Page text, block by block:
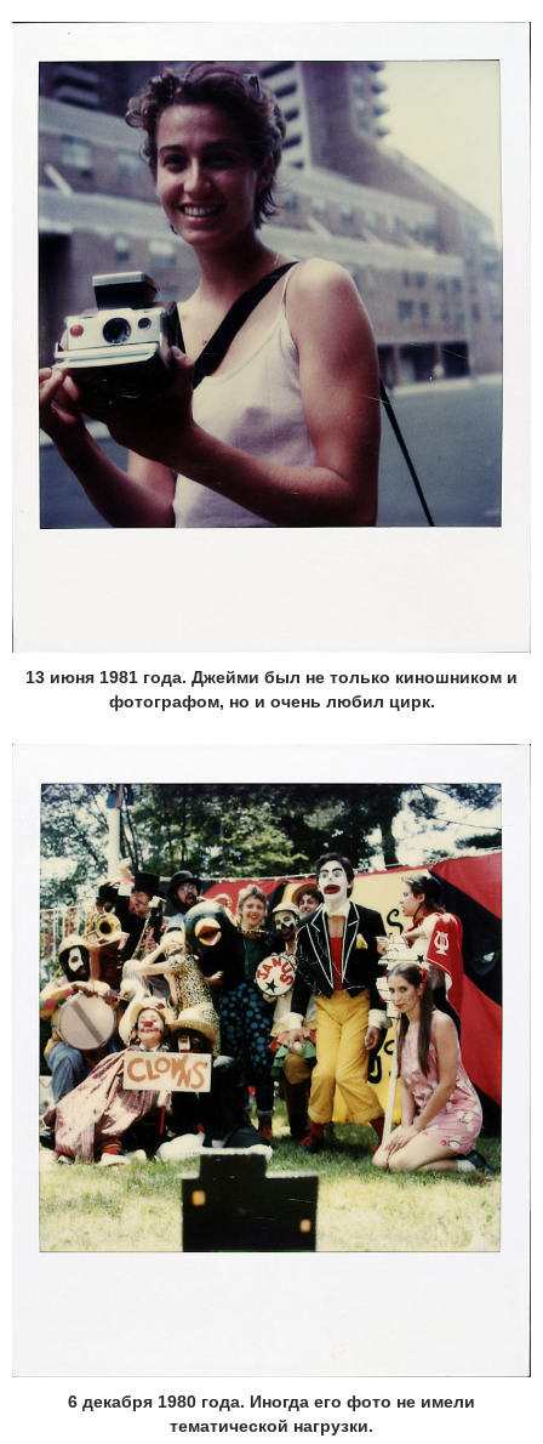
13 июня 1981 года. Джейми был не только киношником и
фотографом, но и очень любил цирк.
6 декабря 1980 года. Иногда его фото не имели
тематической нагрузки.